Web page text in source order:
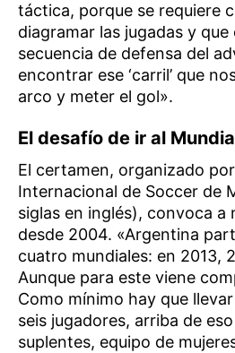
táctica, porque se requiere
diagramar las jugadas y
secuencia de defensa del
encontrar ese ‘carril’ que
arco y meter el gol».
El desafío de ir al
El certamen, organizado
Internacional de Soccer de
siglas en inglés), convoca a
desde 2004. «Argentina
cuatro mundiales: en 2013,
Aunque para este viene
Como mínimo hay que
seis jugadores, arriba de
suplentes, equipo de